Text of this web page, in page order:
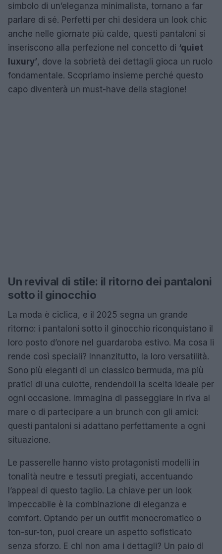
simbolo di un’eleganza minimalista, tornano a far
parlare di sé. Perfetti per chi desidera un look chic
anche nelle giornate più calde, questi pantaloni si
inseriscono alla perfezione nel concetto di ‘quiet
luxury’, dove la sobrietà dei dettagli gioca un ruolo
fondamentale. Scopriamo insieme perché questo
capo diventerà un must-have della stagione!
Un revival di stile: il ritorno dei pantaloni
sotto il ginocchio
La moda è ciclica, e il 2025 segna un grande
ritorno: i pantaloni sotto il ginocchio riconquistano il
loro posto d’onore nel guardaroba estivo. Ma cosa li
rende così speciali? Innanzitutto, la loro versatilità.
Sono più eleganti di un classico bermuda, ma più
pratici di una culotte, rendendoli la scelta ideale per
ogni occasione. Immagina di passeggiare in riva al
mare o di partecipare a un brunch con gli amici:
questi pantaloni si adattano perfettamente a ogni
situazione.
Le passerelle hanno visto protagonisti modelli in
tonalità neutre e tessuti pregiati, accentuando
l’appeal di questo taglio. La chiave per un look
impeccabile è la combinazione di eleganza e
comfort. Optando per un outfit monocromatico o
ton-sur-ton, puoi creare un aspetto sofisticato
senza sforzo. E chi non ama i dettagli? Un paio di